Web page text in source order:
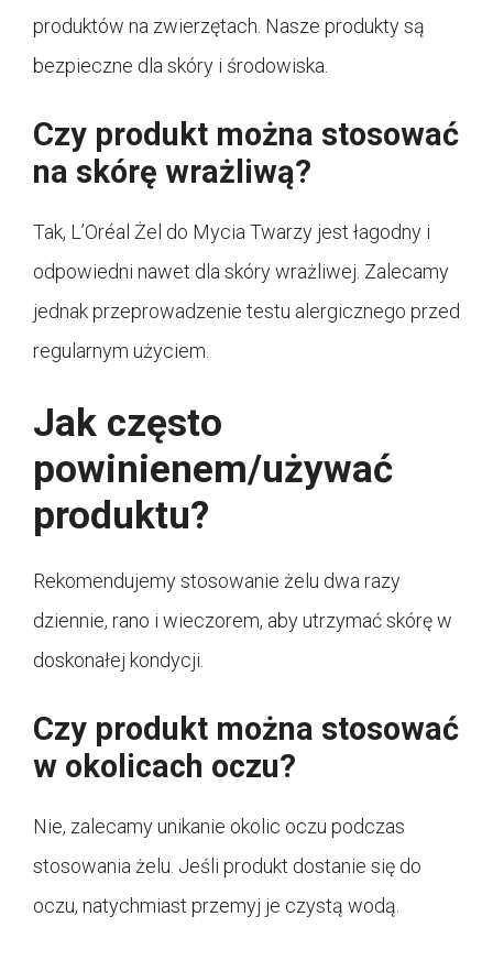
produktów na zwierzętach. Nasze produkty są
bezpieczne dla skóry i środowiska.
Czy produkt można stosować
na skórę wrażliwą?
Tak, L’Oréal Żel do Mycia Twarzy jest łagodny i
odpowiedni nawet dla skóry wrażliwej. Zalecamy
jednak przeprowadzenie testu alergicznego przed
regularnym użyciem.
Jak często
powinienem/używać
produktu?
Rekomendujemy stosowanie żelu dwa razy
dziennie, rano i wieczorem, aby utrzymać skórę w
doskonałej kondycji.
Czy produkt można stosować
w okolicach oczu?
Nie, zalecamy unikanie okolic oczu podczas
stosowania żelu. Jeśli produkt dostanie się do
oczu, natychmiast przemyj je czystą wodą.